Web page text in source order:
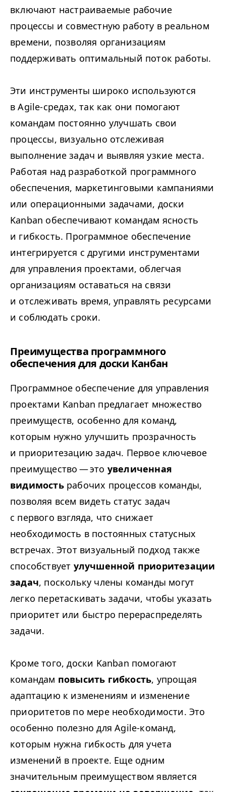
включают настраиваемые рабочие
процессы и совместную работу в реальном
времени, позволяя организациям
поддерживать оптимальный поток работы.
Эти инструменты широко используются
в Agile-средах, так как они помогают
командам постоянно улучшать свои
процессы, визуально отслеживая
выполнение задач и выявляя узкие места.
Работая над разработкой программного
обеспечения, маркетинговыми кампаниями
или операционными задачами, доски
Kanban обеспечивают командам ясность
и гибкость. Программное обеспечение
интегрируется с другими инструментами
для управления проектами, облегчая
организациям оставаться на связи
и отслеживать время, управлять ресурсами
и соблюдать сроки.
Преимущества программного
обеспечения для доски Канбан
Программное обеспечение для управления
проектами Kanban предлагает множество
преимуществ, особенно для команд,
которым нужно улучшить прозрачность
и приоритезацию задач. Первое ключевое
преимущество — это увеличенная
видимостьрабочих процессов команды,
позволяя всем видеть статус задач
с первого взгляда, что снижает
необходимость в постоянных статусных
встречах. Этот визуальный подход также
способствует улучшенной приоритезации
задач, поскольку члены команды могут
легко перетаскивать задачи, чтобы указать
приоритет или быстро перераспределять
задачи.
Кроме того, доски Kanban помогают
командам повысить гибкость, упрощая
адаптацию к изменениям и изменение
приоритетов по мере необходимости. Это
особенно полезно для Agile-команд,
которым нужна гибкость для учета
изменений в проекте. Еще одним
значительным преимуществом является